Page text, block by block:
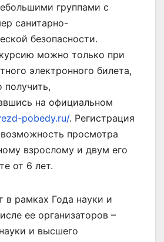
группами с
санитарно-
безопасности.
можно только при
электронного билета,
на официальном
pobedy.ru/. Регистрация
просмотра
взрослому и двум его
от 6 лет.
в рамках Года науки и
ее организаторов –
и высшего